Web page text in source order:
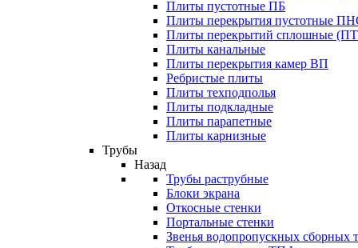
Плиты пустотные ПБ
Плиты перекрытия пустотные
Плиты перекрытий сплошные
Плиты канальные
Плиты перекрытия камер ВП
Ребристые плиты
Плиты техподполья
Плиты подкладные
Плиты парапетные
Плиты карнизные
Трубы
Назад
Трубы раструбные
Блоки экрана
Откосные стенки
Портальные стенки
Звенья водопропускных сборных